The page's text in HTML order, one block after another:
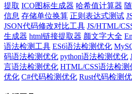
提取 ICO图标生成器 哈希值计算器
信息 存储单位换算 正则表达式测试
JSON代码修改对比工具 JS/HTML/
生成器 html链接提取器 颜文字大全
语法检测工具 ES6语法检测优化
码语法检测优化 python语法检测优化
言语法检测优化 HTML/CSS语法检测
优化 C#代码检测优化 Rust代码检测